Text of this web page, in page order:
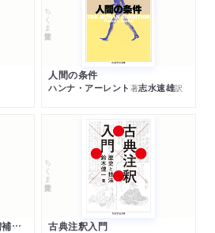
ちくま学芸文庫
人間の条件
ハンナ・アーレント 著志水速雄訳
ウィトゲンシュタイン〔増補新版〕
ちくま学芸文庫
古典注釈入門